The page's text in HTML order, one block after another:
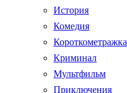
История
Комедия
Короткометражка
Криминал
Мультфильм
Приключения